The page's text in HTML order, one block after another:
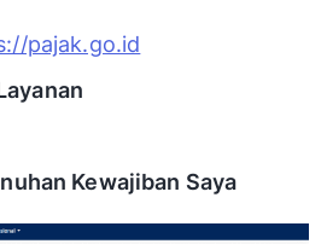
pajak.go.id
Kewajiban Saya